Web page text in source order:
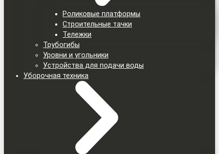
Роликовые платформы
Строительные тачки
Тележки
Трубогибы
Уровни и угольники
Устройства для подачи воды
Уборочная техника